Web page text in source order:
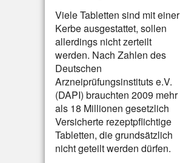
Viele Tabletten sind mit einer
Kerbe ausgestattet, sollen
allerdings nicht zerteilt
werden. Nach Zahlen des
Deutschen
Arzneiprüfungsinstituts e.V.
(DAPI) brauchten 2009 mehr
als 18 Millionen gesetzlich
Versicherte rezeptpflichtige
Tabletten, die grundsätzlich
nicht geteilt werden dürfen.